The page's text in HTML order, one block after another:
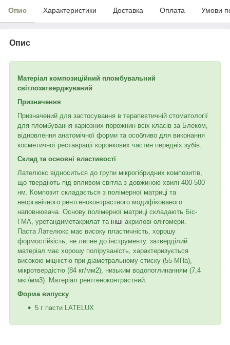
Опис Характеристики Доставка Оплата Умови
Опис
Матеріал композиційний пломбувальний
світлозатверджуваний
Призначення
Призначений для застосування в терапевтичній стоматології
для пломбування каріозних порожнин всіх класів за Блеком,
відновлення анатомічної форми та особливо для виконання
косметичної реставрації коронкових частин передніх зубів.
Склад та основні властивості
Лателюкс відноситься до групи мікрогібридних композитів,
що твердіють під впливом світла з довжиною хвилі 400-500
нм. Композит складається з полімерної матриці та
неорганічного рентгеноконтрастного модифікованого
наповнювача. Основу полімерної матриці складають Біс-
ГМА, уретандиметакрилат та інші акрилові олігомери.
Паста Лателюкс має високу пластичність, хорошу
формостійкість, не липне до інструменту. затверділий
матеріал має хорошу поліруваність, характеризується
високою міцністю при діаметральному стиску (55 МПа),
мікротвердістю (84 кг/мм2), низьким водопоглинанням (7,4
мкг/мм3). Матеріал рентгеноконтрастний.
Форма випуску
5 г пасти LATELUX